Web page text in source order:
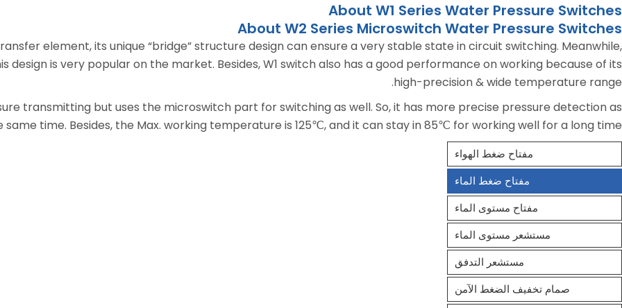
About W1 Series Water Pressure Switches
About W2 Series Microswitch Water Pressure Switches
element, its unique “bridge” structure design can ensure a very stable state in circuit switching. Meanwhile,
design is very popular on the market. Besides, W1 switch also has a good performance on working because of its
high-precision & wide temperature range.
transmitting but uses the microswitch part for switching as well. So, it has more precise pressure detection as
time. Besides, the Max. working temperature is 125℃, and it can stay in 85℃ for working well for a long time.
مفتاح ضغط الهواء
مفتاح ضغط الماء
مفتاح مستوى الماء
مستشعر مستوى الماء
مستشعر التدفق
صمام تخفيف الضغط الآمن